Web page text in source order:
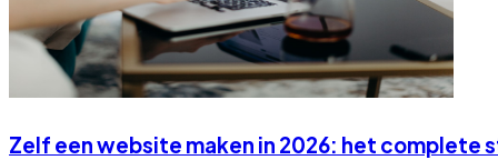
Zelf een website maken in 2026: het complete